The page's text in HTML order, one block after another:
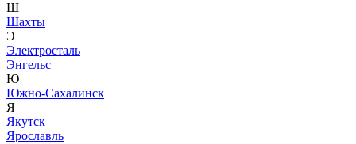
Ш
Шахты
Э
Электросталь
Энгельс
Ю
Южно-Сахалинск
Я
Якутск
Ярославль